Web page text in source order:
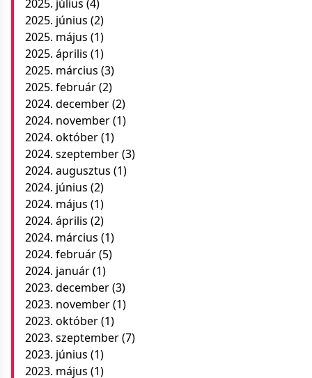
2025. július (4)
2025. június (2)
2025. május (1)
2025. április (1)
2025. március (3)
2025. február(2)
2024. december(2)
2024. november(1)
2024. október(1)
2024. szeptember(3)
2024. augusztus (1)
2024. június (2)
2024. május (1)
2024. április (2)
2024. március (1)
2024. február(5)
2024. január(1)
2023. december(3)
2023. november(1)
2023. október(1)
2023. szeptember(7)
2023. június (1)
2023. május (1)